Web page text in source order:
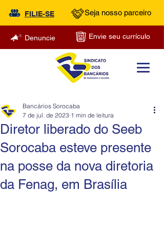
FILIE-SE Seja nosso parceiro
Denuncie Envie seu currículo
Diretor liberado do Seeb
Sorocaba esteve presente
na posse da nova diretoria
da Fenag, em Brasília
Bancários Sorocaba
7 de jul. de 2023 1 min de leitura